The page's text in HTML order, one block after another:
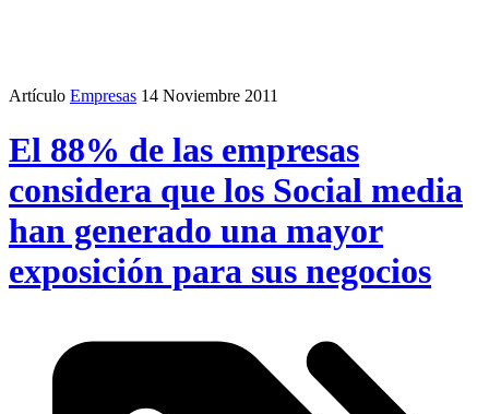
Artículo Empresas 14 Noviembre 2011
El 88% de las empresas
considera que los Social media
han generado una mayor
exposición para sus negocios